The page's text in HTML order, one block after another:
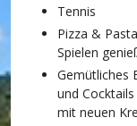
Tennis
Pizza &
Spielen
Gemütliches
und
mit neuen